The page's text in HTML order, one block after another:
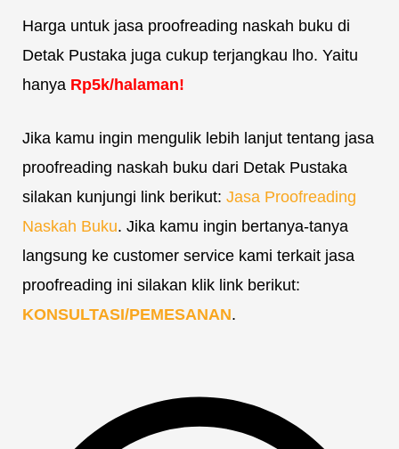
Harga untuk jasa proofreading naskah buku di
Detak Pustaka juga cukup terjangkau lho. Yaitu
hanya Rp5k/halaman!
Jika kamu ingin mengulik lebih lanjut tentang jasa
proofreading naskah buku dari Detak Pustaka
silakan kunjungi link berikut: Jasa Proofreading
Naskah Buku. Jika kamu ingin bertanya-tanya
langsung ke customer service kami terkait jasa
proofreading ini silakan klik link berikut:
KONSULTASI/PEMESANAN.